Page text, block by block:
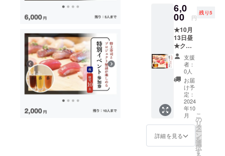
業に取り組
んでいきま
ます）
※寿司は
オー
ダー出
来ま
す。 ※
ドリン
クは
オー
ダー制
※10名限
のリ
ターン
10/13(
日)22時
お塩で
す。 普
段美松
で使っ
ている
もので
寿しら
ぼでも
使用予
定で
す。 <
ご提供
方法>
登録し
ていた
だいた
住所宛
6,0
00 円
残り5
★10月
13日昼
★クラ
ウド
ファン
ディン
グ終了
直前！
プロ
ジェク
ト応援
コラボ
イベン
トの参
加券 お
支援
者：
0人
お届
け予
定：
2024
年10
月
詳細を見る
こ
の
リ
タ
ー
ン
を
選
択
す